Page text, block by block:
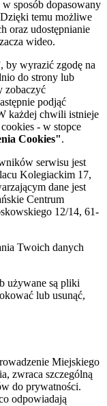
sposób dopasowany
temu możliwe
oraz udostępnianie
wideo.
, by wyrazić zgodę na
do strony lub
zobaczyć
podjąć
każdej chwili istnieje
- w stopce
Cookies".
serwisu jest
Kolegiackim 17,
dane jest
Centrum
12/14, 61-
Twoich danych
używane są pliki
lub usunąć,
Miejskiego
zwraca szczególną
do prywatności.
odpowiadają